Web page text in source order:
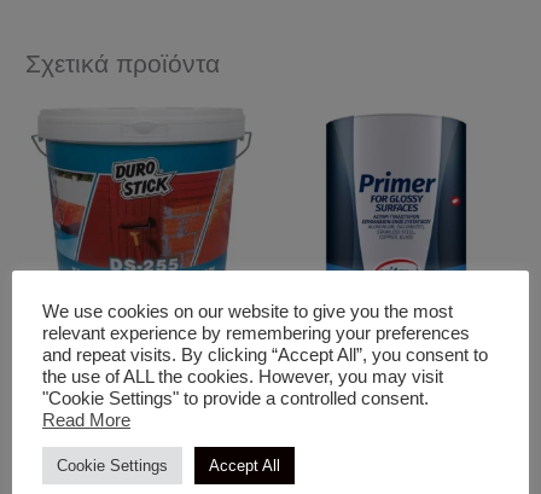
Σχετικά προϊόντα
Υποστρώματα & Αστάρια
DS-255 Χαλαζιακό Ακρυλικό
Αστάρι Πρόσφυσης
Κονιαμάτων, Χωρίς Διαλυτές
Για μεταλλικές επιφάνειες
Primer For Glossy Surfaces
We use cookies on our website to give you the most
relevant experience by remembering your preferences
and repeat visits. By clicking “Accept All”, you consent to
the use of ALL the cookies. However, you may visit
"Cookie Settings" to provide a controlled consent.
Read More
Cookie Settings Accept All